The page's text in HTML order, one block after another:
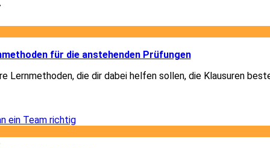
für die anstehenden Prüfungen
Lernmethoden, die dir dabei helfen sollen, die Klausuren